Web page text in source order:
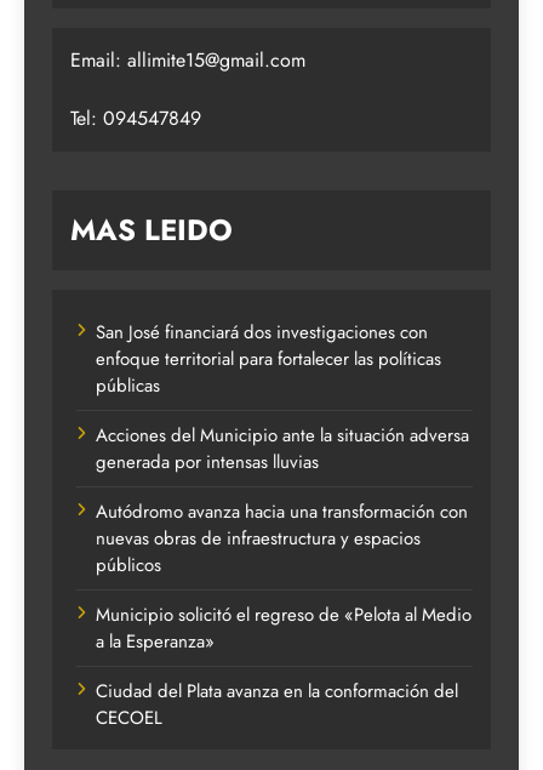
Email: allimite15@gmail.com
Tel: 094547849
MAS LEIDO
San José financiará dos investigaciones con
enfoque territorial para fortalecer las políticas
públicas
Acciones del Municipio ante la situación adversa
generada por intensas lluvias
Autódromo avanza hacia una transformación con
nuevas obras de infraestructura y espacios
públicos
Municipio solicitó el regreso de «Pelota al Medio
a la Esperanza»
Ciudad del Plata avanza en la conformación del
CECOEL